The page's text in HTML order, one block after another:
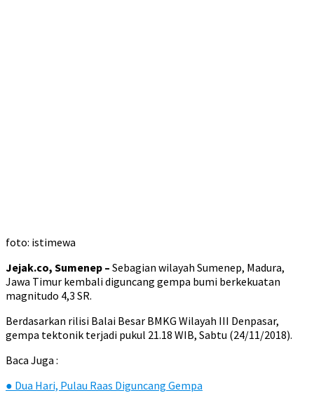
foto: istimewa
Jejak.co, Sumenep – Sebagian wilayah Sumenep, Madura,
Jawa Timur kembali diguncang gempa bumi berkekuatan
magnitudo 4,3 SR.
Berdasarkan rilisi Balai Besar BMKG Wilayah III Denpasar,
gempa tektonik terjadi pukul 21.18 WIB, Sabtu (24/11/2018).
Baca Juga :
● Dua Hari, Pulau Raas Diguncang Gempa